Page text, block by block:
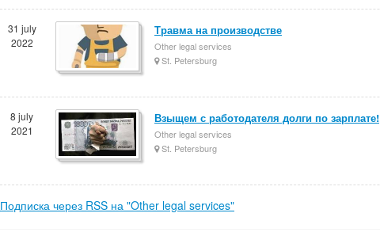
31 july
2022
Травма на производстве
Other legal services
St. Petersburg
8 july
2021
Взыщем с работодателя долги по зарплате!
Other legal services
St. Petersburg
Подписка через RSS на "Other legal services"